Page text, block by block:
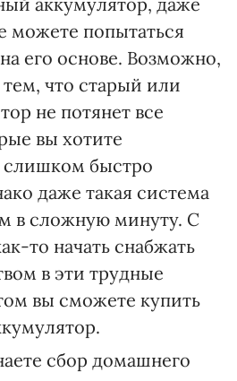
можете попытаться
его основе. Возможно,
тем, что старый или
не потянет все
вы хотите
быстро
даже такая система
в сложную минуту. С
то начать снабжать
в эти трудные
вы сможете купить
сбор домашнего